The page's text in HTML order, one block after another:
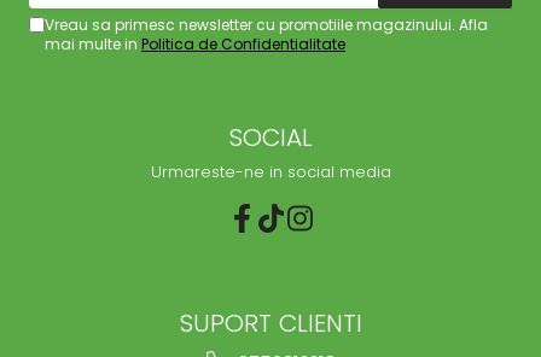
Vreau sa primesc newsletter cu promotiile magazinului. Afla
mai multe in Politica de Confidentialitate
SOCIAL
Urmareste-ne in social media
SUPORT CLIENTI